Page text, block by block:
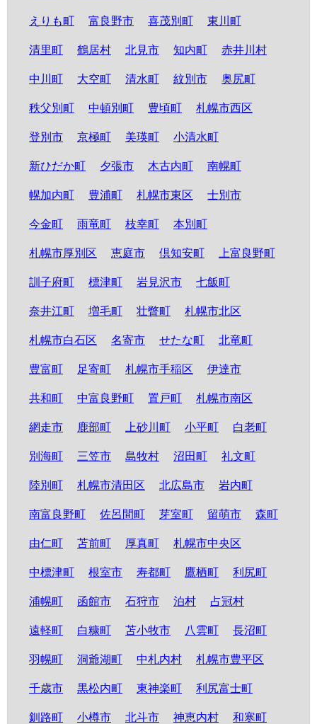
えりも町 富良野市 喜茂別町 東川町
清里町 鶴居村 北見市 知内町 赤井川村
中川町 大空町 清水町 紋別市 奥尻町
秩父別町 中頓別町 豊頃町 札幌市西区
登別市 京極町 美瑛町 小清水町
新ひだか町 夕張市 木古内町 南幌町
幌加内町 豊浦町 札幌市東区 士別市
今金町 雨竜町 枝幸町 本別町
札幌市厚別区 恵庭市 倶知安町 上富良野町
訓子府町 標津町 岩見沢市 七飯町
奈井江町 増毛町 壮瞥町 札幌市北区
札幌市白石区 名寄市 せたな町 北竜町
豊富町 足寄町 札幌市手稲区 伊達市
共和町 中富良野町 置戸町 札幌市南区
網走市 鹿部町 上砂川町 小平町 白老町
別海町 三笠市 島牧村 沼田町 礼文町
陸別町 札幌市清田区 北広島市 岩内町
南富良野町 佐呂間町 芽室町 留萌市 森町
由仁町 苫前町 厚真町 札幌市中央区
中標津町 根室市 寿都町 鷹栖町 利尻町
浦幌町 函館市 石狩市 泊村 占冠村
遠軽町 白糠町 苫小牧市 八雲町 長沼町
羽幌町 洞爺湖町 中札内村 札幌市豊平区
千歳市 黒松内町 東神楽町 利尻富士町
釧路町 小樽市 北斗市 神恵内村 和寒町